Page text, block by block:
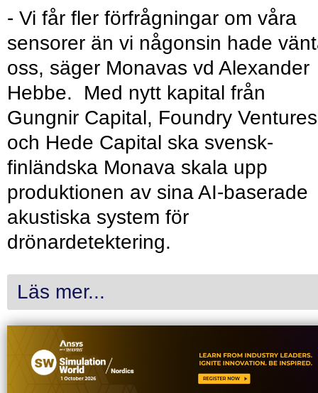
- Vi får fler förfrågningar om våra
sensorer än vi någonsin hade
oss, säger Monavas vd Alexander
Hebbe. Med nytt kapital från
Gungnir Capital, Foundry Ventures
och Hede Capital ska svensk-
finländska Monava skala upp
produktionen av sina AI-baserade
akustiska system för
drönardetektering.
Läs mer...